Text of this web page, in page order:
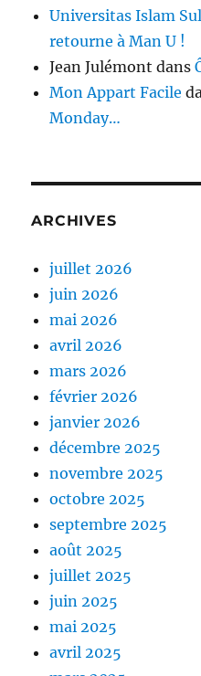
Universitas Islam
retourne à Man U !
Jean Julémont dans
Mon Appart Facile
Monday…
ARCHIVES
juillet 2026
juin 2026
mai 2026
avril 2026
mars 2026
février 2026
janvier 2026
décembre 2025
novembre 2025
octobre 2025
septembre 2025
août 2025
juillet 2025
juin 2025
mai 2025
avril 2025